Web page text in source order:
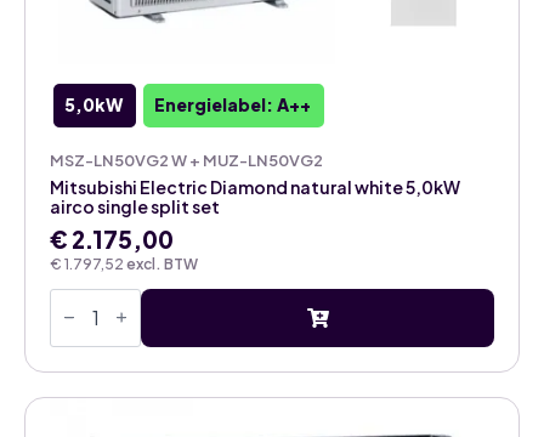
5,0kW Energielabel: A++
MSZ-LN50VG2 W + MUZ-LN50VG2
€ 1.797,52 excl. BTW
Mitsubishi Electric Diamond natural white 5,0kW
airco single split set
€ 2.175,00
Mitsubishi
Electric
natural
white
5,0kW